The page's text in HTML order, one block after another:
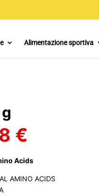
Alimentazione sportiva
€
attuale
è:
23,18 €.
Acids
AMINO ACIDS